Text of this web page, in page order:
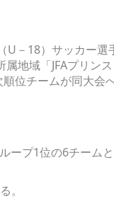
－18）サッカー
地域「JFAプリン
位チームが同大会
ープ1位の6チーム
。